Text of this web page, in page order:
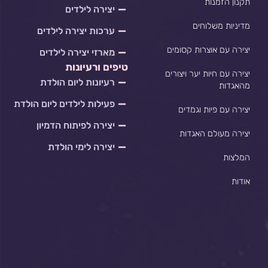
מדיניות משלוחים
יצירה עם אוצרות קסומים
יצירה עם חיות יער ויצורים
מהאגדות
יצירה עם פיות וגמדים
יצירה מעולם האגדות
המלצות
אודות
יצירה לילדים
ערכות יצירה לילדים
מארזי יצירה לילדים
טיפים ורעיונות
רעיונות ליום הולדת
פעילות לילדים ליום הולדת
יצירה לפיתוח הדמיון
יצירה לימי הולדת